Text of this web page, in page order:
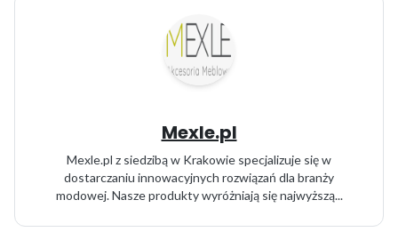
Mexle.pl
Mexle.pl z siedzibą w Krakowie specjalizuje się w
dostarczaniu innowacyjnych rozwiązań dla branży
modowej. Nasze produkty wyróżniają się najwyższą...